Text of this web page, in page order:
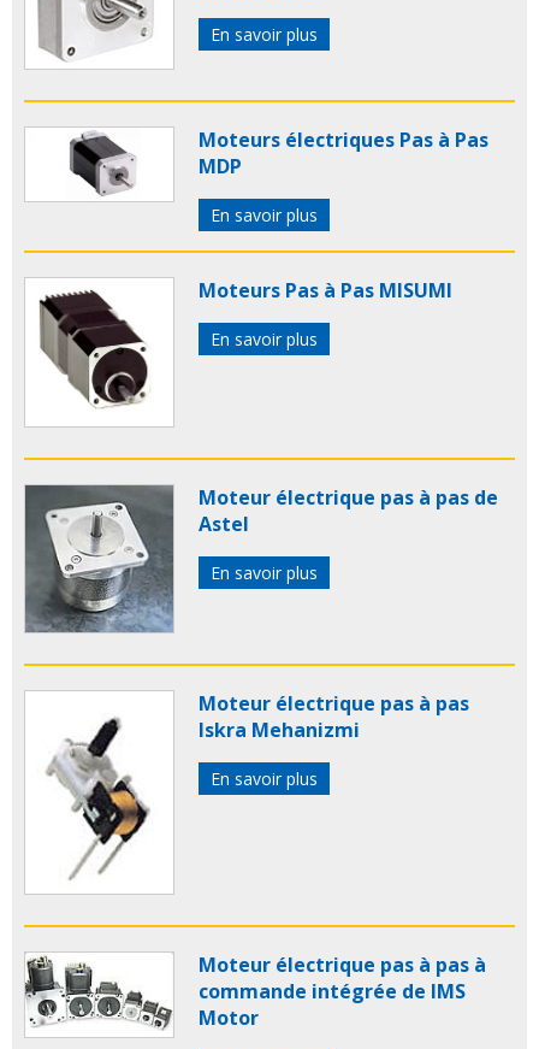
En savoir plus
Moteurs électriques Pas à Pas
MDP
En savoir plus
Moteurs Pas à Pas MISUMI
En savoir plus
Moteur électrique pas à pas de
Astel
En savoir plus
Moteur électrique pas à pas
Iskra Mehanizmi
En savoir plus
Moteur électrique pas à pas à
commande intégrée de IMS
Motor